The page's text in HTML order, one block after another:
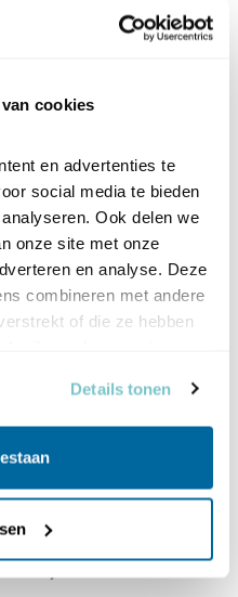
cookies
en advertenties te
social media te bieden
Ook delen we
onze site met onze
en analyse. Deze
combineren met andere
of die ze hebben
Details tonen
is beperkt. Bel voor
gaat deze
N246 volgen tot de
slaat u rechtsaf de
brug slaat u linksaf
20 meter voor het
rechtsaf het
op.
aanvang aanwezig zijn.